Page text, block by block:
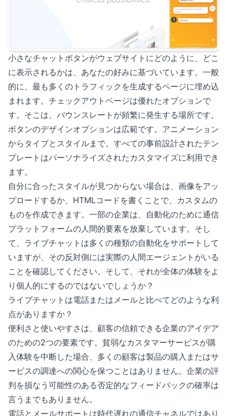
小さなチャットボタンがウェブサイトにどのように、どこ
に表示されるかは、あなたの好みに基づいています。一般
的に、最も多くのトラフィックを生成するページに埋め込
まれます。チェックアウトページは優れたオプションで
す。そこは、バウンスレートが頻繁に発生する場所です。
ボタンのデザインオプションは広範です。アニメーション
からタイプとスタイルまで。すべての事前設計されたテン
プレートはパーソナライズされたカスタマイズに利用でき
ます。
自分に合ったスタイルが見つからない場合は、画像をアッ
プロードするか、HTMLコードを書くことで、カスタムの
ものを作成できます。一部の企業は、自動化のために通信
プラットフォームの人間的要素を放棄しています。そし
て、ライブチャットは多くの種類の自動化をサポートして
いますが、その反対側には実際の人間エージェントがいる
ことを確認してください。そして、それが全体の体験をよ
り個人的にするのではないでしょうか？
ライブチャットは電話またはメールと比べてどのような利
点がありますか？
便利さと使いやすさは、顧客の信頼できる企業のアイデア
のための2つの要素です。貧弱なカスタマーサービスが購
入体験を中断した場合、多くの顧客は製品の購入またはサ
ービスの調達への関心を保つことはありません。企業の評
判を損なう可能性のある否定的なフィードバックの確率は
言うまでもありません。
電話とメールサポートは時代遅れの通信チャネルではあり